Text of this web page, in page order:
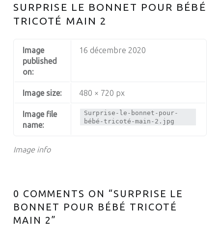
SURPRISE LE BONNET POUR BÉBÉ
TRICOTÉ MAIN 2
Image info
Image
published
on:
16 décembre 2020
Image size: 480 × 720 px
Image file
name:
Surprise-le-bonnet-pour-
bébé-tricoté-main-2.jpg
0 COMMENTS ON “SURPRISE LE
BONNET POUR BÉBÉ TRICOTÉ
MAIN 2”